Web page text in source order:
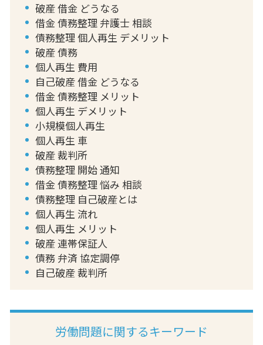
破産 借金 どうなる
借金 債務整理 弁護士 相談
債務整理 個人再生 デメリット
破産 債務
個人再生 費用
自己破産 借金 どうなる
借金 債務整理 メリット
個人再生 デメリット
小規模個人再生
個人再生 車
破産 裁判所
債務整理 開始 通知
借金 債務整理 悩み 相談
債務整理 自己破産とは
個人再生 流れ
個人再生 メリット
破産 連帯保証人
債務 弁済 協定調停
自己破産 裁判所
労働問題に関するキーワード